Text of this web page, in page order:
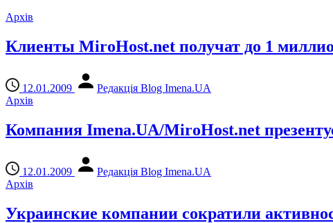
Архів
Клиенты MiroHost.net получат до 1
12.01.2009
Редакція Blog Imena.UA
Архів
Компания Imena.UA/MiroHost.net
12.01.2009
Редакція Blog Imena.UA
Архів
Украинские компании сократили